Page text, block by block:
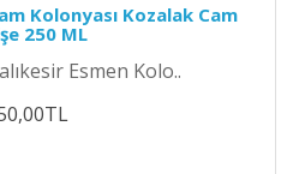
Kolonyası Kozalak Cam
250 ML
Esmen Kolo..